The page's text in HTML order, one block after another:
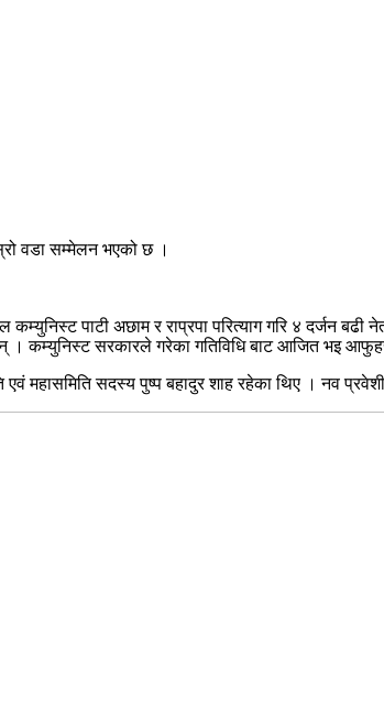
वडा सम्मेलन भएको छ ।
कम्युनिस्ट पाटी अछाम र राप्रपा परित्याग गरि ४ दर्जन
हुन् । कम्युनिस्ट सरकारले गरेका गतिविधि बाट आजित भइ
महासमिति सदस्य पुष्प बहादुर शाह रहेका थिए । नव